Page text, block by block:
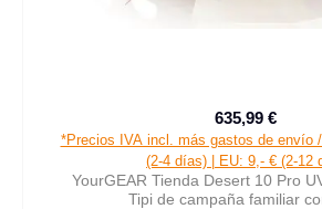
Precio de
635,99 €
*Precios IVA incl. más gastos de envío
(2-4 días) | EU: 9,- € (2-12
YourGEAR Tienda Desert 10 Pro
Tipi de campaña familiar